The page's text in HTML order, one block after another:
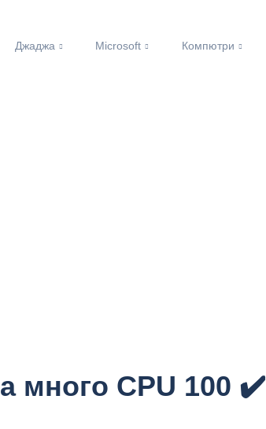
Джаджа Microsoft Компютри
много CPU 100 ✔️